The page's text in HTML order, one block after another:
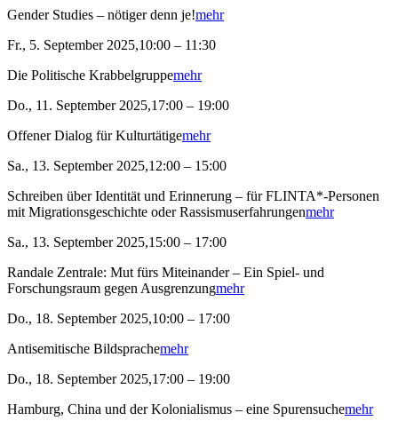
Gender Studies – nötiger denn je!mehr
Fr., 5. September 2025,10:00 – 11:30
Die Politische Krabbelgruppemehr
Do., 11. September 2025,17:00 – 19:00
Offener Dialog für Kulturtätigemehr
Sa., 13. September 2025,12:00 – 15:00
Schreiben über Identität und Erinnerung – für FLINTA*-Personen
mit Migrationsgeschichte oder Rassismuserfahrungenmehr
Sa., 13. September 2025,15:00 – 17:00
Randale Zentrale: Mut fürs Miteinander – Ein Spiel- und
Forschungsraum gegen Ausgrenzungmehr
Do., 18. September 2025,10:00 – 17:00
Antisemitische Bildsprachemehr
Do., 18. September 2025,17:00 – 19:00
Hamburg, China und der Kolonialismus – eine Spurensuchemehr